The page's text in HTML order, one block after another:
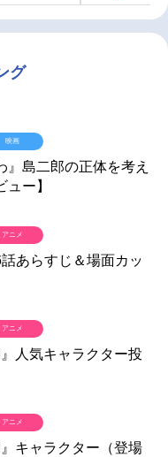
グ
』島二郎の正体を考え
ュー】
映画
話あらすじ＆場面カッ
アニメ
』人気キャラクター投
アニメ
』キャラクター（登場
アニメ